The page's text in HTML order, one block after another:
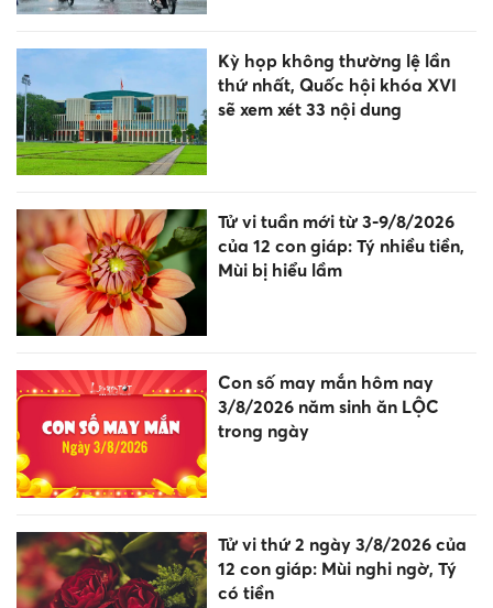
Kỳ họp không thường lệ lần
thứ nhất, Quốc hội khóa XVI
sẽ xem xét 33 nội dung
Tử vi tuần mới từ 3-9/8/2026
của 12 con giáp: Tý nhiều tiền,
Mùi bị hiểu lầm
Con số may mắn hôm nay
3/8/2026 năm sinh ăn LỘC
trong ngày
Tử vi thứ 2 ngày 3/8/2026 của
12 con giáp: Mùi nghi ngờ, Tý
có tiền